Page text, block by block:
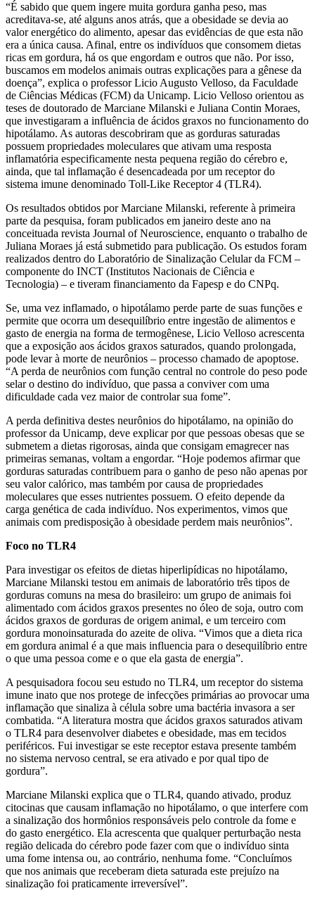
“É sabido que quem ingere muita gordura ganha peso, mas
acreditava-se, até alguns anos atrás, que a obesidade se devia ao
valor energético do alimento, apesar das evidências de que esta não
era a única causa. Afinal, entre os indivíduos que consomem dietas
ricas em gordura, há os que engordam e outros que não. Por isso,
buscamos em modelos animais outras explicações para a gênese da
doença”, explica o professor Licio Augusto Velloso, da Faculdade
de Ciências Médicas (FCM) da Unicamp. Licio Velloso orientou as
teses de doutorado de Marciane Milanski e Juliana Contin Moraes,
que investigaram a influência de ácidos graxos no funcionamento do
hipotálamo. As autoras descobriram que as gorduras saturadas
possuem propriedades moleculares que ativam uma resposta
inflamatória especificamente nesta pequena região do cérebro e,
ainda, que tal inflamação é desencadeada por um receptor do
sistema imune denominado Toll-Like Receptor 4 (TLR4).
Os resultados obtidos por Marciane Milanski, referente à primeira
parte da pesquisa, foram publicados em janeiro deste ano na
conceituada revista Journal of Neuroscience, enquanto o trabalho de
Juliana Moraes já está submetido para publicação. Os estudos foram
realizados dentro do Laboratório de Sinalização Celular da FCM –
componente do INCT (Institutos Nacionais de Ciência e
Tecnologia) – e tiveram financiamento da Fapesp e do CNPq.
Se, uma vez inflamado, o hipotálamo perde parte de suas funções e
permite que ocorra um desequilíbrio entre ingestão de alimentos e
gasto de energia na forma de termogênese, Licio Velloso acrescenta
que a exposição aos ácidos graxos saturados, quando prolongada,
pode levar à morte de neurônios – processo chamado de apoptose.
“A perda de neurônios com função central no controle do peso pode
selar o destino do indivíduo, que passa a conviver com uma
dificuldade cada vez maior de controlar sua fome”.
A perda definitiva destes neurônios do hipotálamo, na opinião do
professor da Unicamp, deve explicar por que pessoas obesas que se
submetem a dietas rigorosas, ainda que consigam emagrecer nas
primeiras semanas, voltam a engordar. “Hoje podemos afirmar que
gorduras saturadas contribuem para o ganho de peso não apenas por
seu valor calórico, mas também por causa de propriedades
moleculares que esses nutrientes possuem. O efeito depende da
carga genética de cada indivíduo. Nos experimentos, vimos que
animais com predisposição à obesidade perdem mais neurônios”.
Foco no TLR4
Para investigar os efeitos de dietas hiperlipídicas no hipotálamo,
Marciane Milanski testou em animais de laboratório três tipos de
gorduras comuns na mesa do brasileiro: um grupo de animais foi
alimentado com ácidos graxos presentes no óleo de soja, outro com
ácidos graxos de gorduras de origem animal, e um terceiro com
gordura monoinsaturada do azeite de oliva. “Vimos que a dieta rica
em gordura animal é a que mais influencia para o desequilíbrio entre
o que uma pessoa come e o que ela gasta de energia”.
A pesquisadora focou seu estudo no TLR4, um receptor do sistema
imune inato que nos protege de infecções primárias ao provocar uma
inflamação que sinaliza à célula sobre uma bactéria invasora a ser
combatida. “A literatura mostra que ácidos graxos saturados ativam
o TLR4 para desenvolver diabetes e obesidade, mas em tecidos
periféricos. Fui investigar se este receptor estava presente também
no sistema nervoso central, se era ativado e por qual tipo de
gordura”.
Marciane Milanski explica que o TLR4, quando ativado, produz
citocinas que causam inflamação no hipotálamo, o que interfere com
a sinalização dos hormônios responsáveis pelo controle da fome e
do gasto energético. Ela acrescenta que qualquer perturbação nesta
região delicada do cérebro pode fazer com que o indivíduo sinta
uma fome intensa ou, ao contrário, nenhuma fome. “Concluímos
que nos animais que receberam dieta saturada este prejuízo na
sinalização foi praticamente irreversível”.